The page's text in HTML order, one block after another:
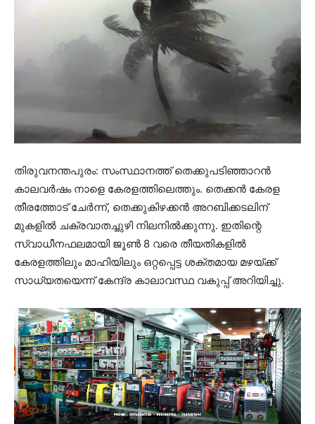
തിരുവനന്തപുരം: സംസ്ഥാനത്ത് തെക്കുപടിഞ്ഞാറന്‍
കാലവര്‍ഷം നാളെ കേരളത്തിലെത്തും. തെക്കന്‍ കേരള
തീരത്തോട് ചേര്‍ന്ന്, തെക്കുകിഴക്കന്‍ അറബിക്കടലിന്
മുകളില്‍ ചക്രവാതച്ചുഴി നിലനില്‍ക്കുന്നു. ഇതിന്റെ
സ്വാധീനഫലമായി ജൂണ്‍ 8 വരെ തീയതികളില്‍
കേരളത്തിലും മാഹിയിലും ഒറ്റപ്പെട്ട ശക്തമായ മഴയ്ക്ക്
സാധ്യതയെന്ന് കേന്ദ്ര കാലാവസ്ഥ വകുപ്പ് അറിയിച്ചു.